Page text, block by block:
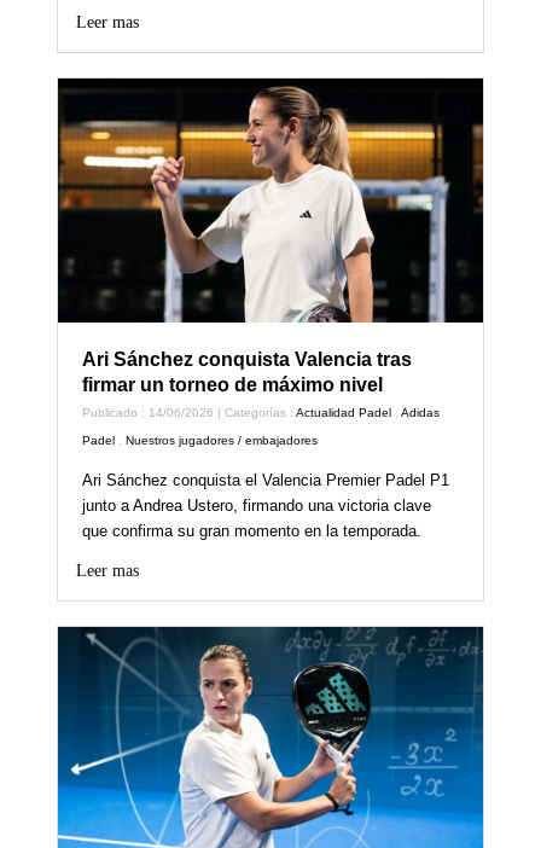
Leer mas
Ari Sánchez conquista Valencia tras
firmar un torneo de máximo nivel
Publicado : 14/06/2026 | Categorías :Actualidad Padel ,Adidas
Padel ,Nuestros jugadores / embajadores
Ari Sánchez conquista el Valencia Premier Padel P1
junto a Andrea Ustero, firmando una victoria clave
que confirma su gran momento en la temporada.
Leer mas